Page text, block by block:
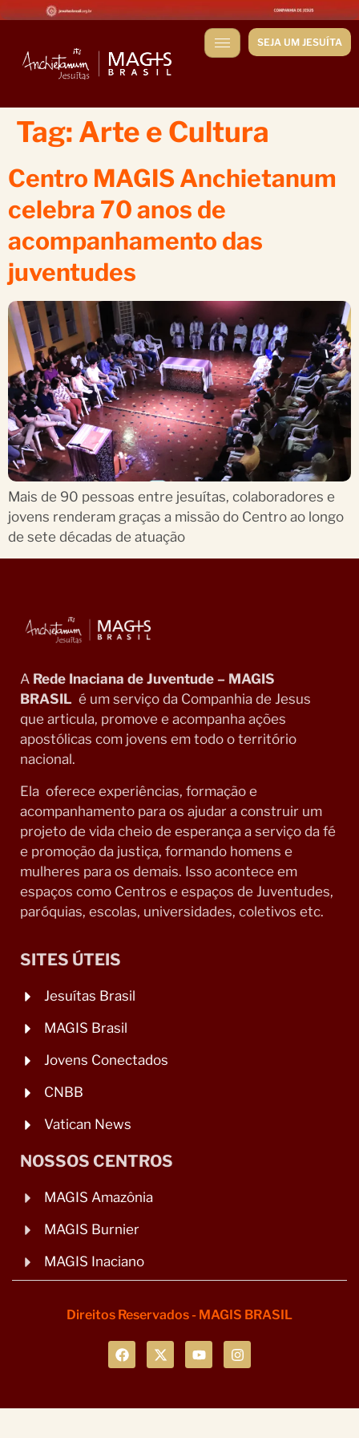
SEJA UM JESUÍTA
Tag: Arte e Cultura
Centro MAGIS Anchietanum
celebra 70 anos de
acompanhamento das
juventudes
Mais de 90 pessoas entre jesuítas, colaboradores e
jovens renderam graças a missão do Centro ao longo
de sete décadas de atuação
A Rede Inaciana de Juventude – MAGIS
BRASIL é um serviço da Companhia de Jesus
que articula, promove e acompanha ações
apostólicas com jovens em todo o território
nacional.
Ela oferece experiências, formação e
acompanhamento para os ajudar a construir um
projeto de vida cheio de esperança a serviço da fé
e promoção da justiça, formando homens e
mulheres para os demais. Isso acontece em
espaços como Centros e espaços de Juventudes,
paróquias, escolas, universidades, coletivos etc.
SITES ÚTEIS
Jesuítas Brasil
MAGIS Brasil
Jovens Conectados
CNBB
Vatican News
NOSSOS CENTROS
MAGIS Amazônia
MAGIS Burnier
MAGIS Inaciano
Direitos Reservados - MAGIS BRASIL